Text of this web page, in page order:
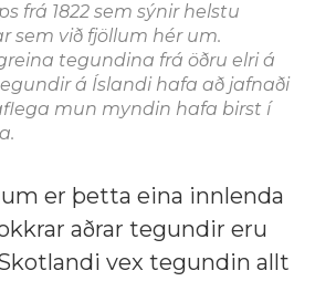
frá 1822 sem sýnir helstu
sem við fjöllum hér um.
tegundina frá öðru elri á
á Íslandi hafa að jafnaði
mun myndin hafa birst í
er þetta eina innlenda
aðrar tegundir eru
vex tegundin allt